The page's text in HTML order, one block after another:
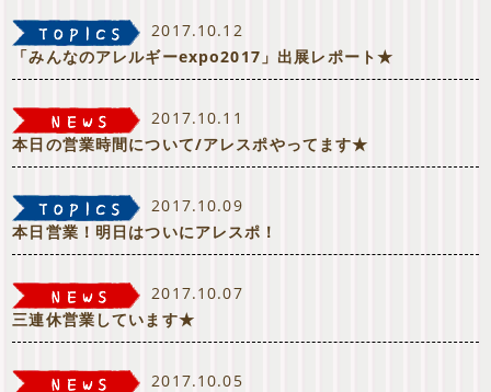
2017.10.12
「みんなのアレルギーexpo2017」出展レポート★
2017.10.11
本日の営業時間について/アレスポやってます★
2017.10.09
本日営業！明日はついにアレスポ！
2017.10.07
三連休営業しています★
2017.10.05